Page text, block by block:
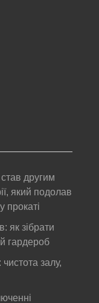
другим
який подолав
прокаті
як зібрати
гардероб
чистота залу,